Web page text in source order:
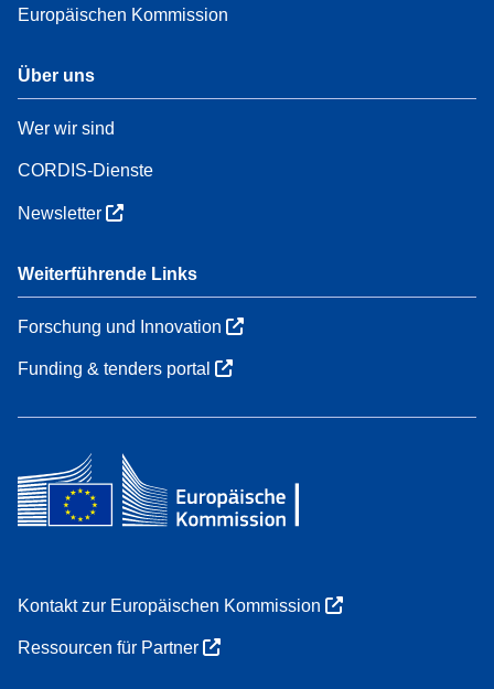
Europäischen Kommission
Über uns
Wer wir sind
CORDIS-Dienste
Newsletter
Weiterführende Links
Forschung und Innovation
Funding & tenders portal
Kontakt zur Europäischen Kommission
Ressourcen für Partner